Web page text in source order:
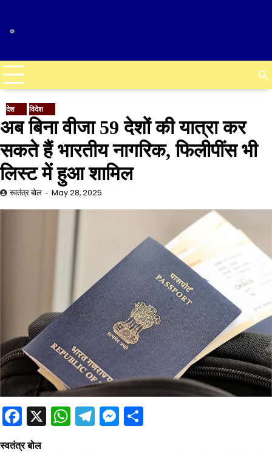
content
देश विदेश
अब बिना वीजा 59 देशों की यात्रा कर
सकते हैं भारतीय नागरिक, फिलीपींस भी
लिस्ट में हुआ शामिल
स्वतंत्र बोल May 28, 2025
Facebook
X WhatsApp
Telegram
Messenger
स्वतंत्र बोल